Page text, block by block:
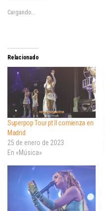
Cargando...
Relacionado
Superpop Tour pt.II comienza en
Madrid
25 de enero de 2023
En «Música»